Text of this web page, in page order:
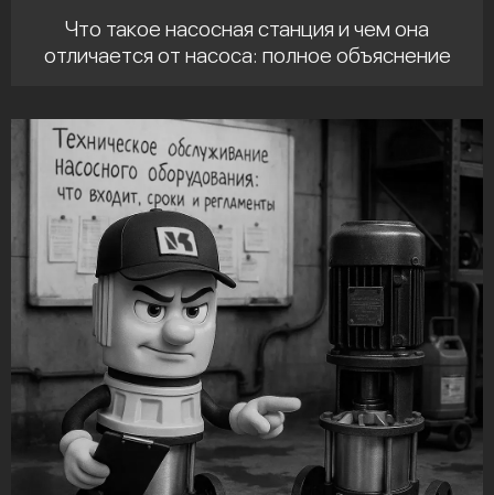
Что такое насосная станция и чем она
отличается от насоса: полное объяснение